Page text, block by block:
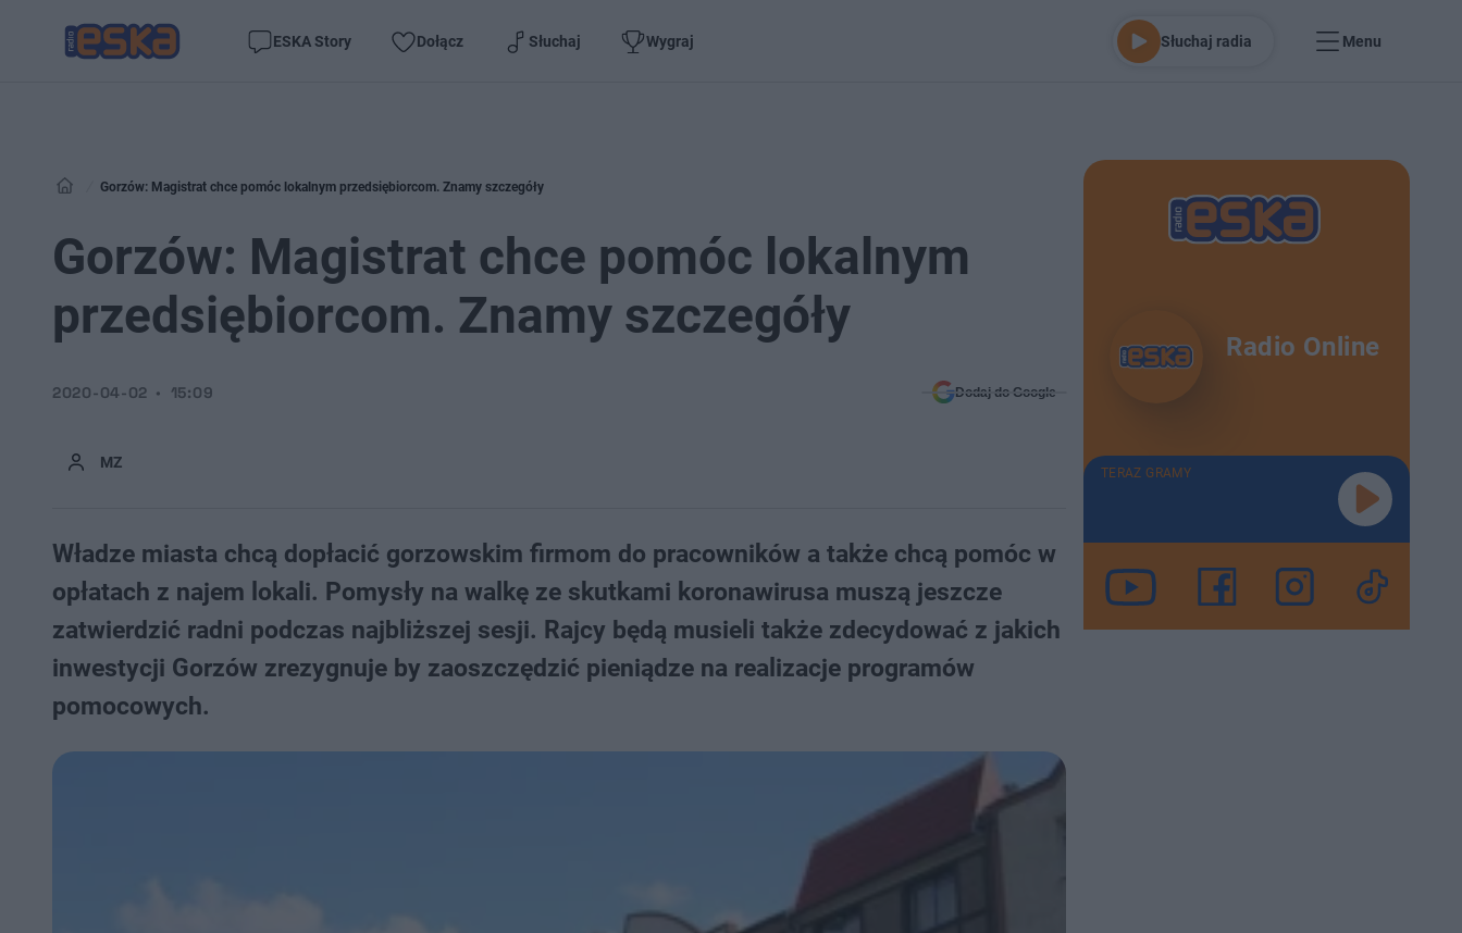
ESKA Story Dołącz Słuchaj Wygraj Słuchaj radia Menu
Gorzów: Magistrat chce pomóc lokalnym przedsiębiorcom. Znamy szczegóły
Gorzów: Magistrat chce pomóc lokalnym
przedsiębiorcom. Znamy szczegóły
MZ
2020-04-02 15:09 Dodaj do Google
Władze miasta chcą dopłacić gorzowskim firmom do pracowników a także chcą pomóc w
opłatach z najem lokali. Pomysły na walkę ze skutkami koronawirusa muszą jeszcze
zatwierdzić radni podczas najbliższej sesji. Rajcy będą musieli także zdecydować z jakich
inwestycji Gorzów zrezygnuje by zaoszczędzić pieniądze na realizacje programów
pomocowych.
Radio Online
TERAZ GRAMY